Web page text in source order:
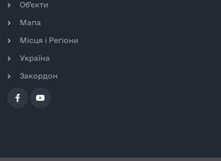
Об’єкти
Мапа
Місця і Регіони
Україна
Закордон